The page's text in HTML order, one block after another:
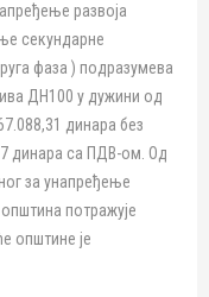
развоја
секундарне
фаза ) подразумева
ДН100 у дужини од
динара без
динара са ПДВ-ом. Од
за унапређење
потражује
општине је